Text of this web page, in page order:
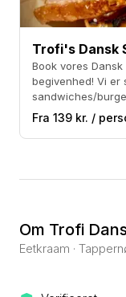
Trofi's Dansk
Book vores
begivenhed! Vi
sandwiches/
hjemmelavede
planlagte
Fra 139 kr. /
Om Trofi
Eetkraam ·